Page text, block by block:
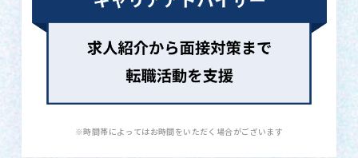
※時間帯によってはお時間をいただく場合がございます